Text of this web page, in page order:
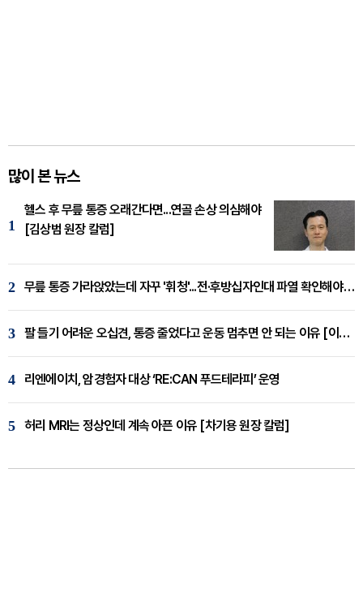
많이 본 뉴스
1
헬스 후 무릎 통증 오래간다면...연골 손상 의심해야
[김상범 원장 칼럼]
2 무릎 통증 가라앉았는데 자꾸 '휘청'...전·후방십자인대 파열 확인해야 [곽우경 원장 칼럼]
3 팔 들기 어려운 오십견, 통증 줄었다고 운동 멈추면 안 되는 이유 [이병욱 원장 칼럼]
4 리엔에이치, 암경험자 대상 ‘RE:CAN 푸드테라피’ 운영
5 허리 MRI는 정상인데 계속 아픈 이유 [차기용 원장 칼럼]